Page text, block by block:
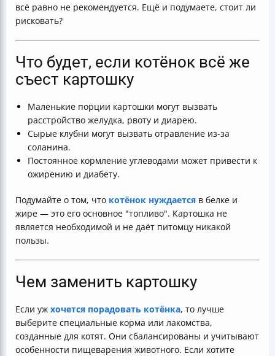
всё равно не рекомендуется. Ещё и подумаете, стоит ли
рисковать?
Что будет, если котёнок всё же
съест картошку
Маленькие порции картошки могут вызвать
расстройство желудка, рвоту и диарею.
Сырые клубни могут вызвать отравление из-за
соланина.
Постоянное кормление углеводами может привести к
ожирению и диабету.
Подумайте о том, что котёнок нуждается в белке и
жире — это его основное "топливо". Картошка не
является необходимой и не даёт питомцу никакой
пользы.
Чем заменить картошку
Если уж хочется порадовать котёнка, то лучше
выберите специальные корма или лакомства,
созданные для котят. Они сбалансированы и учитывают
особенности пищеварения животного. Если хотите